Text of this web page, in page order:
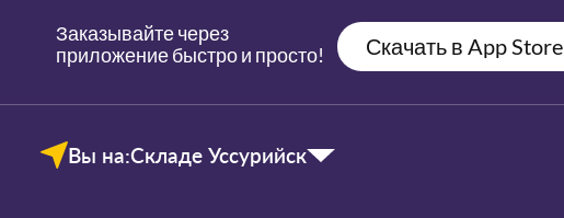
Заказывайте через
приложение быстро и просто!
Скачать в App Store
Вы на:Складе Уссурийск